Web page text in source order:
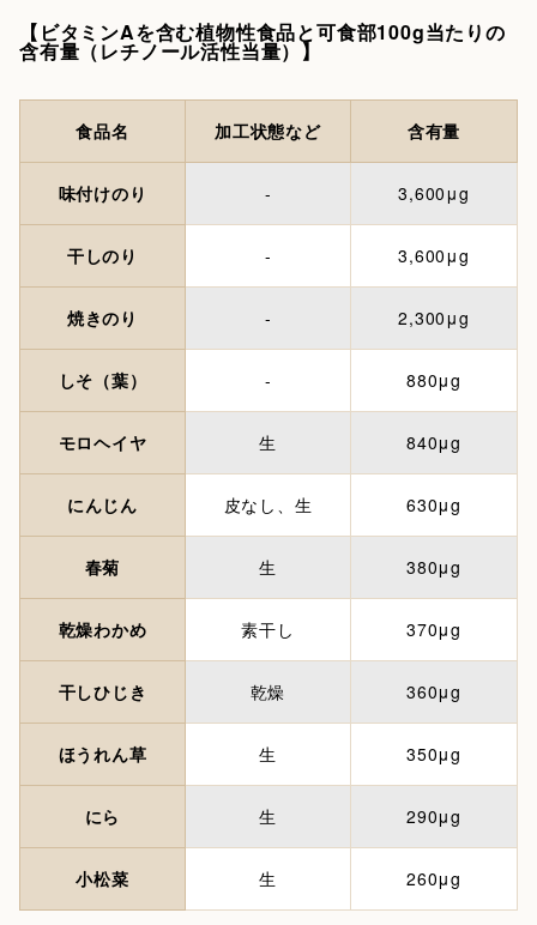
【ビタミンAを含む植物性食品と可食部100g当たりの
含有量（レチノール活性当量）】
食品名 加工状態など 含有量
味付けのり - 3,600μg
干しのり - 3,600μg
焼きのり - 2,300μg
しそ（葉） - 880μg
モロヘイヤ 生 840μg
にんじん 皮なし、生 630μg
春菊 生 380μg
乾燥わかめ 素干し 370μg
干しひじき 乾燥 360μg
ほうれん草 生 350μg
にら 生 290μg
小松菜 生 260μg